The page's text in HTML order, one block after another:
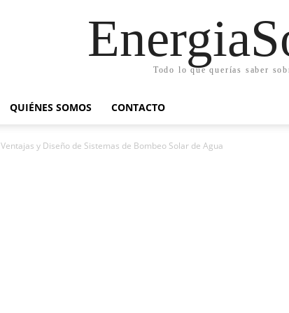
Todo lo que querías saber
QUIÉNES SOMOS CONTACTO
Ventajas y Diseño de Sistemas de Bombeo Solar de Agua